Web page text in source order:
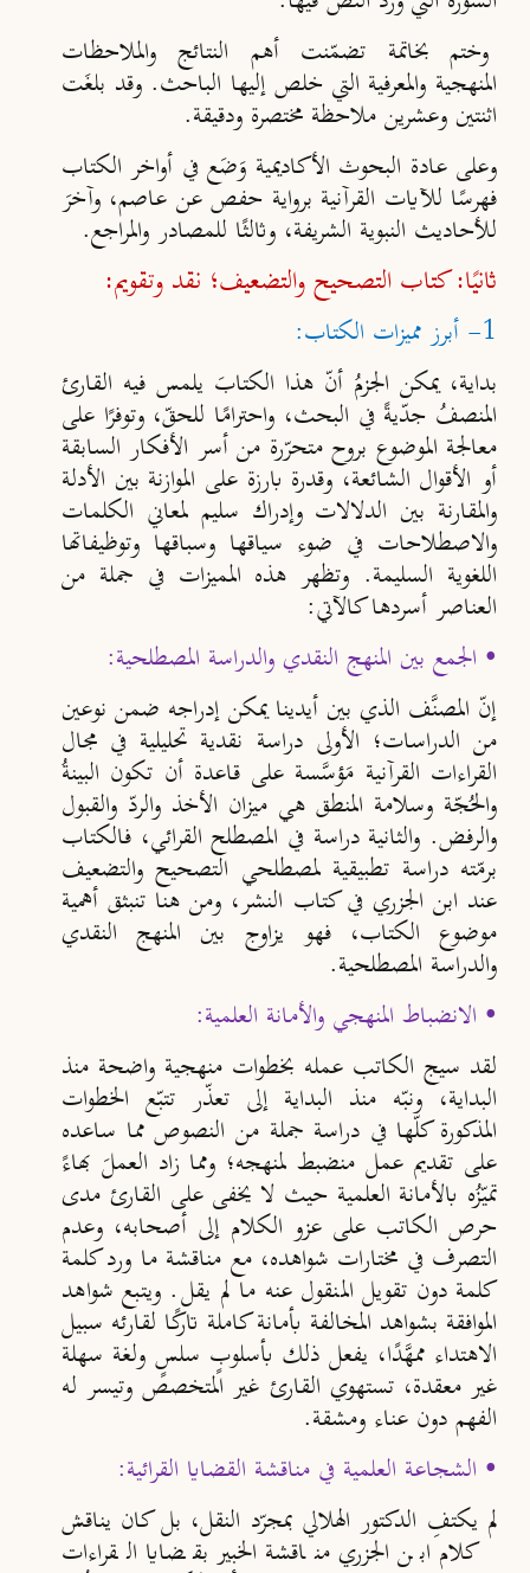
وختم بخاتمة تضمّنت أهم النتائج والملاحظات
المنهجية والمعرفية التي خلص إليها الباحث. وقد بلغَت
اثنتين وعشرين ملاحظة مختصرة ودقيقة.
وعلى عادة البحوث الأكاديمية وَضَع في أواخر الكتاب
فهرسًا للآيات القرآنية برواية حفص عن عاصم، وآخرَ
للأحاديث النبوية الشريفة، وثالثًا للمصادر والمراجع.
ثانيًا: كتاب التصحيح والتضعيف؛ نقد وتقويم:
1- أبرز مميزات الكتاب:
بداية، يمكن الجزمُ أنّ هذا الكتابَ يلمس فيه القارئ
المنصفُ جدّيةً في البحث، واحترامًا للحقّ، وتوفرًا على
معالجة الموضوع بروح متحرّرة من أسر الأفكار السابقة
أو الأقوال الشائعة، وقدرة بارزة على الموازنة بين الأدلة
والمقارنة بين الدلالات وإدراك سليم لمعاني الكلمات
والاصطلاحات في ضوء سياقها وسباقها وتوظيفاتها
اللغوية السليمة. وتظهر هذه المميزات في جملة من
العناصر أسردها كالآتي:
• الجمع بين المنهج النقدي والدراسة المصطلحية:
إنّ المصنَّف الذي بين أيدينا يمكن إدراجه ضمن نوعين
من الدراسات؛ الأولى دراسة نقدية تحليلية في مجال
القراءات القرآنية مَؤسَّسة على قاعدة أن تكون البينةُ
والحُجّة وسلامة المنطق هي ميزان الأخذ والردّ والقبول
والرفض. والثانية دراسة في المصطلح القرائي، فالكتاب
برمّته دراسة تطبيقية لمصطلحي التصحيح والتضعيف
عند ابن الجزري في كتاب النشر، ومن هنا تنبثق أهمية
موضوع الكتاب، فهو يزاوج بين المنهج النقدي
والدراسة المصطلحية.
• الانضباط المنهجي والأمانة العلمية:
لقد سيج الكاتب عمله بخطوات منهجية واضحة منذ
البداية، ونبّه منذ البداية إلى تعذّر تتبّع الخطوات
المذكورة كلّها في دراسة جملة من النصوص مما ساعده
على تقديم عمل منضبط لمنهجه؛ ومما زاد العملَ بهاءً
تميّزُه بالأمانة العلمية حيث لا يخفى على القارئ مدى
حرص الكاتب على عزو الكلام إلى أصحابه، وعدم
التصرف في مختارات شواهده، مع مناقشة ما ورد كلمة
كلمة دون تقويل المنقول عنه ما لم يقل. ويتبع شواهد
الموافقة بشواهد المخالفة بأمانة كاملة تاركًا لقارئه سبيل
الاهتداء ممهَّدًا، يفعل ذلك بأسلوبٍ سلسٍ ولغة سهلة
غير معقدة، تستهوي القارئ غير المتخصص وتيسر له
الفهم دون عناء ومشقة.
• الشجاعة العلمية في مناقشة القضايا القرائية:
لم يكتفِ الدكتور الهلالي بمجرّد النقل، بل كان يناقش
كلام ابن الجزري مناقشة الخبير بقضايا القراءات